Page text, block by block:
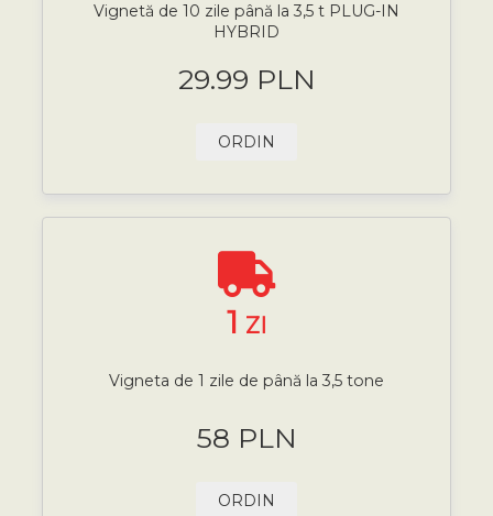
Vignetă de 10 zile până la 3,5 t PLUG-IN
HYBRID
29.99 PLN
ORDIN
1 ZI
Vigneta de 1 zile de până la 3,5 tone
58 PLN
ORDIN